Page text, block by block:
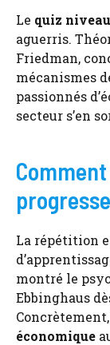
Le quiz
aguerris.
Friedman,
mécanismes
passionnés
secteur s’en
La répétition
montré le
Ebbinghaus
économique